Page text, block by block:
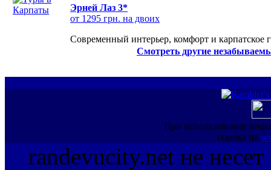
Эрней Лаз 3*
от 1295 грн. на двоих
Современный интерьер, комфорт и карпатское
Смотреть другие
При использовании
ссылка на
randevucity.net не несет